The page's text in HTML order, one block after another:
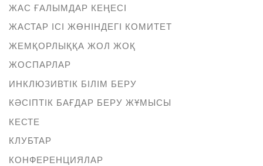
ЖАС ҒАЛЫМДАР КЕҢЕСІ
ЖАСТАР ІСІ ЖӨНІНДЕГІ КОМИТЕТ
ЖЕМҚОРЛЫҚҚА ЖОЛ ЖОҚ
ЖОСПАРЛАР
ИНКЛЮЗИВТІК БІЛІМ БЕРУ
КӘСІПТІК БАҒДАР БЕРУ ЖҰМЫСЫ
КЕСТЕ
КЛУБТАР
КОНФЕРЕНЦИЯЛАР